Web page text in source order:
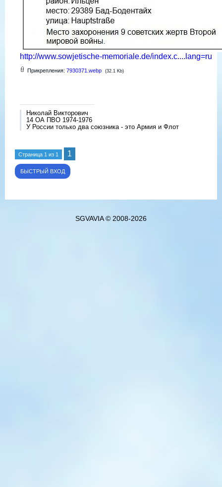
http://www.sowjetische-memoriale.de/index.c....lang=ru
Прикрепления: 7930371.webp (32.1 Kb)
Николай Викторович
14 ОА ПВО 1974-1976
У России только два союзника - это Армия и Флот
Страница 1 из 1 1
SGVAVIA © 2008-2026